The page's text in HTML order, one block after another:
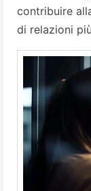
contribuire
di relazioni